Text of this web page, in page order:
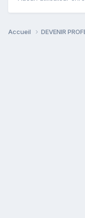
Accueil DEVENIR